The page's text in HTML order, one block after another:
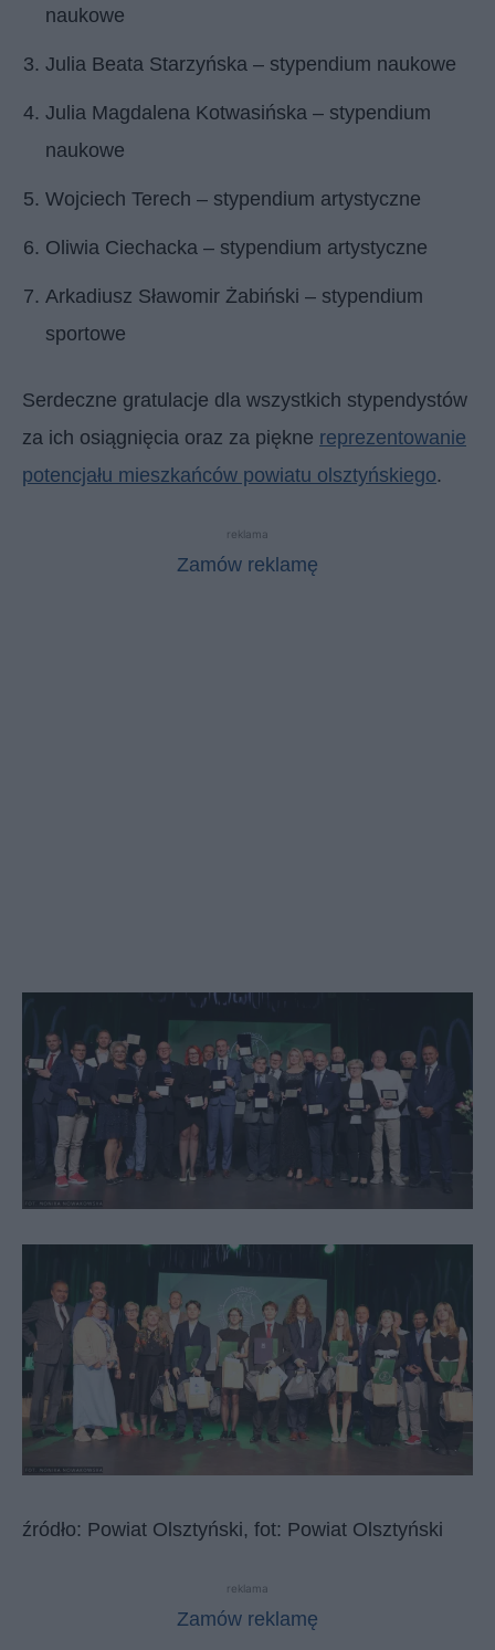
naukowe
Julia Beata Starzyńska – stypendium naukowe
Julia Magdalena Kotwasińska – stypendium
naukowe
Wojciech Terech – stypendium artystyczne
Oliwia Ciechacka – stypendium artystyczne
Arkadiusz Sławomir Żabiński – stypendium
sportowe
Serdeczne gratulacje dla wszystkich stypendystów
za ich osiągnięcia oraz za piękne reprezentowanie
potencjału mieszkańców powiatu olsztyńskiego.
reklama
Zamów reklamę
źródło: Powiat Olsztyński, fot: Powiat Olsztyński
reklama
Zamów reklamę